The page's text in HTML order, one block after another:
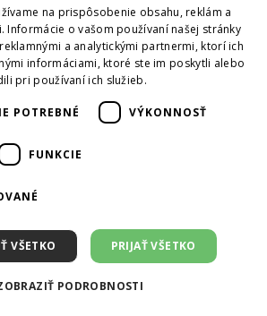
8
251 100
na prispôsobenie obsahu, reklám a
Informácie o vašom používaní našej stránky
a analytickými partnermi, ktorí ich
informáciami, ktoré ste im poskytli alebo
pri používaní ich služieb.
POTREBNÉ VÝKONNOSŤ
FUNKCIE
PRIJAŤ VŠETKO
VŠETKO
PODROBNOSTI